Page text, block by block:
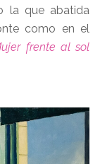
la que abatida
como en el
frente al sol